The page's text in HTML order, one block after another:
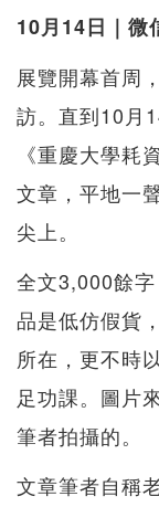
10月14日｜微
展覽開幕首周
訪。直到10月
《重慶大學耗
文章，平地一
尖上。
全文3,000餘
品是低仿假貨
所在，更不時
足功課。圖片
筆者拍攝的。
文章筆者自稱